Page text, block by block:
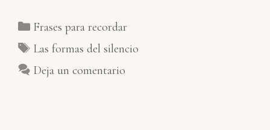
Categorías
Frases para recordar
Etiquetas
Las formas del silencio
Deja un comentario